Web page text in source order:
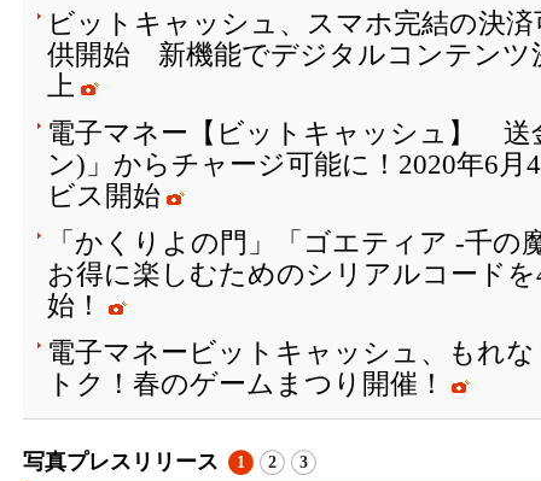
ビットキャッシュ、スマホ完結の決
供開始 新機能でデジタルコンテンツ
上
電子マネー【ビットキャッシュ】 送
ン)」からチャージ可能に！2020年6月
ビス開始
「かくりよの門」「ゴエティア -千の
お得に楽しむためのシリアルコード
始！
電子マネービットキャッシュ、もれ
トク！春のゲームまつり開催！
写真プレスリリース 1 2 3